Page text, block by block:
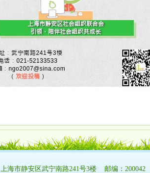
上海市静安区武宁南路241号3楼 邮编：